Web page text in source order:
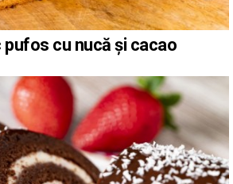
pufos cu nucă și cacao